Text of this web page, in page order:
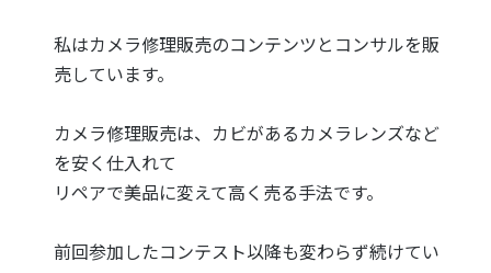
私はカメラ修理販売のコンテンツとコンサルを販
売しています。
カメラ修理販売は、カビがあるカメラレンズなど
を安く仕入れて
リペアで美品に変えて高く売る手法です。
前回参加したコンテスト以降も変わらず続けてい